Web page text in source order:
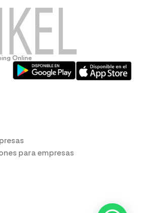
Online
para empresas